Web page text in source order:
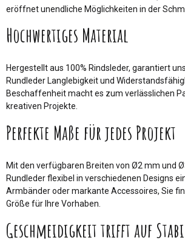
eröffnet unendliche Möglichkeiten in der
Hochwertiges Material
Hergestellt aus 100% Rindsleder, garantiert
Rundleder Langlebigkeit und
Beschaffenheit macht es zum verlässlichen
kreativen Projekte.
Perfekte Maße für jedes Projekt
Mit den verfügbaren Breiten von Ø2 mm und
Rundleder flexibel in verschiedenen Designs
Armbänder oder markante Accessoires, Sie
Größe für Ihre Vorhaben.
Geschmeidigkeit trifft auf